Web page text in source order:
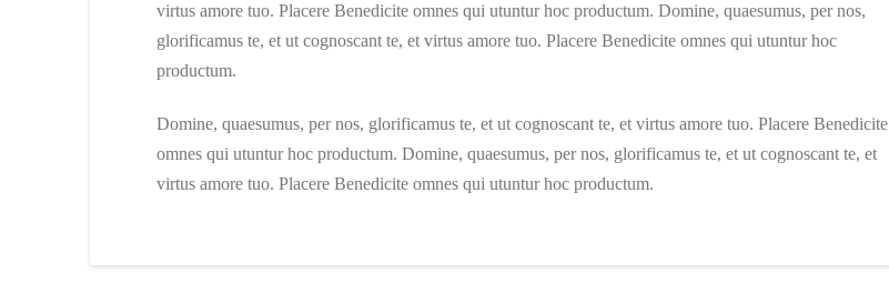
virtus amore tuo. Placere Benedicite omnes qui utuntur hoc productum. Domine, quaesumus, per nos,
glorificamus te, et ut cognoscant te, et virtus amore tuo. Placere Benedicite omnes qui utuntur hoc
productum.
Domine, quaesumus, per nos, glorificamus te, et ut cognoscant te, et virtus amore tuo. Placere Benedicite
omnes qui utuntur hoc productum. Domine, quaesumus, per nos, glorificamus te, et ut cognoscant te, et
virtus amore tuo. Placere Benedicite omnes qui utuntur hoc productum.